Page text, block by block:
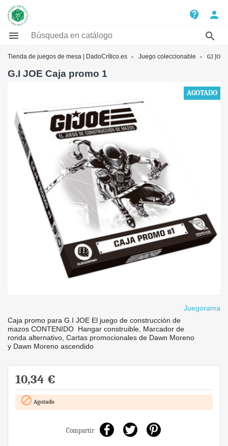
contact_support
person


Tienda de juegos de mesa | DadoCrítico.es Juego coleccionable G.I JOE
G.I JOE Caja promo 1
AGOTADO
Juegorama
Caja promo para G.I JOE El juego de construcción de
mazos CONTENIDO Hangar construible, Marcador de
ronda alternativo, Cartas promocionales de Dawn Moreno
y Dawn Moreno ascendido
10,34 €
 Agotado
Compartir